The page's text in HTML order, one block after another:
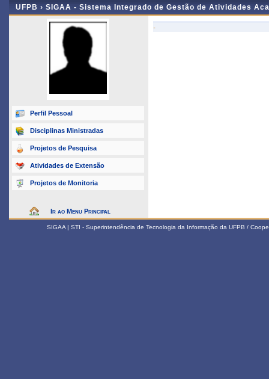
UFPB › SIGAA - Sistema Integrado de Gestão de Atividades
Perfil Pessoal
Disciplinas Ministradas
Projetos de Pesquisa
Atividades de Extensão
Projetos de Monitoria
Ir ao Menu Principal
-
SIGAA | STI - Superintendência de Tecnologia da Informação da UFPB /